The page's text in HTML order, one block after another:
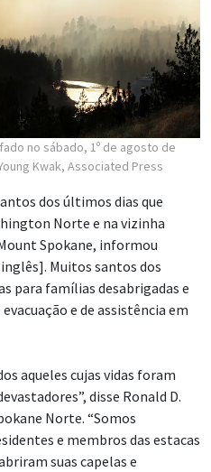
no sábado, 1º de agosto de
Kwak, Associated Press
dos últimos dias que
Norte e na vizinha
Spokane, informou
Muitos santos dos
para famílias desabrigadas e
e de assistência em
aqueles cujas vidas foram
disse Ronald D.
Norte. “Somos
e membros das estacas
suas capelas e